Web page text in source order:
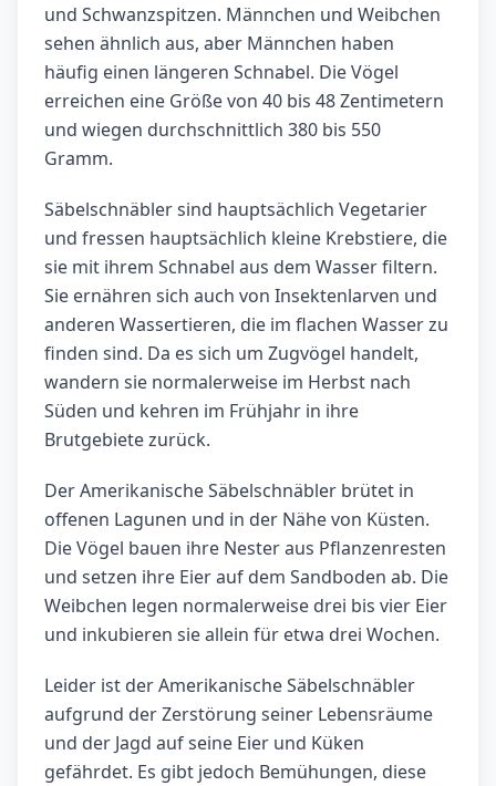
und Schwanzspitzen. Männchen und Weibchen
sehen ähnlich aus, aber Männchen haben
häufig einen längeren Schnabel. Die Vögel
erreichen eine Größe von 40 bis 48 Zentimetern
und wiegen durchschnittlich 380 bis 550
Gramm.
Säbelschnäbler sind hauptsächlich Vegetarier
und fressen hauptsächlich kleine Krebstiere, die
sie mit ihrem Schnabel aus dem Wasser filtern.
Sie ernähren sich auch von Insektenlarven und
anderen Wassertieren, die im flachen Wasser zu
finden sind. Da es sich um Zugvögel handelt,
wandern sie normalerweise im Herbst nach
Süden und kehren im Frühjahr in ihre
Brutgebiete zurück.
Der Amerikanische Säbelschnäbler brütet in
offenen Lagunen und in der Nähe von Küsten.
Die Vögel bauen ihre Nester aus Pflanzenresten
und setzen ihre Eier auf dem Sandboden ab. Die
Weibchen legen normalerweise drei bis vier Eier
und inkubieren sie allein für etwa drei Wochen.
Leider ist der Amerikanische Säbelschnäbler
aufgrund der Zerstörung seiner Lebensräume
und der Jagd auf seine Eier und Küken
gefährdet. Es gibt jedoch Bemühungen, diese